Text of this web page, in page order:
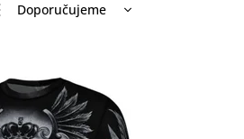
Doporučujeme
Nejprodávanější
Abecedně